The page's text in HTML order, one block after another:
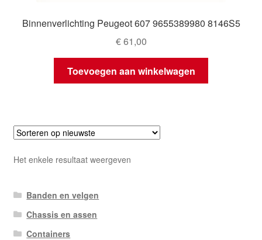
Binnenverlichting Peugeot 607 9655389980 8146S5
€61,00
Toevoegen aan winkelwagen
Het enkele resultaat weergeven
Banden en velgen
Chassis en assen
Containers